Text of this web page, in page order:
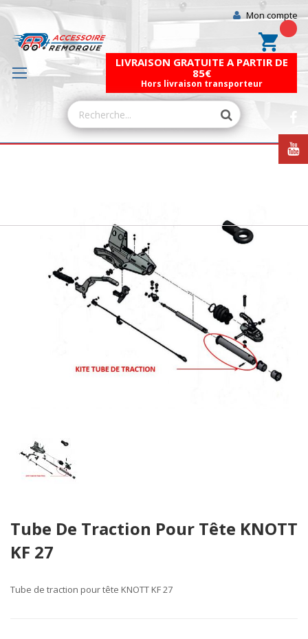
Mon compte
Mon
LIVRAISON GRATUITE A PARTIR DE
85€
Hors livraison transporteur
the
to
beginning
the
Tube De Traction Pour Tête KNOTT
KF 27
Tube de traction pour tête KNOTT KF 27